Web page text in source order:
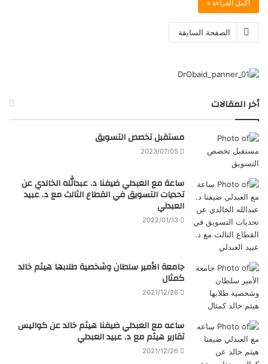
أكمل القراءة »
الصفحة السابقة
أخر المقالات
مستقبل تخصص التسويق
2023/07/05
ساعة مع العبدلي ضيفنا د. عبدالله الخالدي عن
تحديات التسويق في القطاع الثالث مع د. عبيد
العبدلي
2022/01/13
جامعة الأمير سلطان وشخصية طلابها هيثم خالد
كمثال
2021/12/26
ساعه مع العبدلي ضيفنا هيثم خالد عن كواليس
تقارير هيثم مع د. عبيد العبدلي
2021/12/26